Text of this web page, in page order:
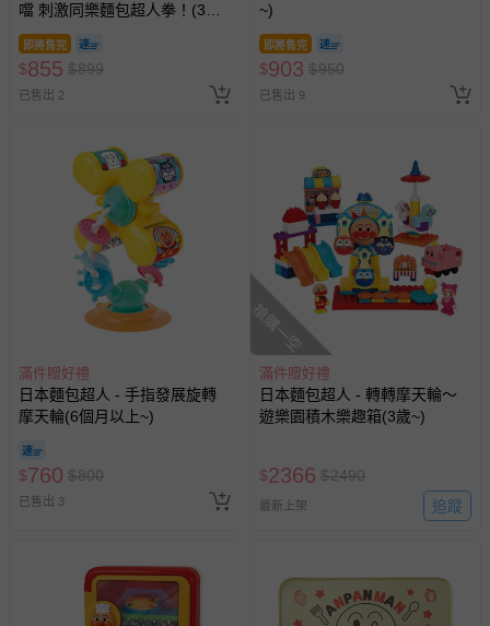
噹 刺激同樂麵包超人拳！(3歲
~)
即將售完
$855 $899
已售出 2
~)
即將售完
$903 $950
已售出 9
滿件贈好禮
日本麵包超人 - 手指發展旋轉
摩天輪(6個月以上~)
$760 $800
已售出 3
搶購一空
滿件贈好禮
日本麵包超人 - 轉轉摩天輪～
遊樂園積木樂趣箱(3歲~)
$2366 $2490
最新上架 追蹤